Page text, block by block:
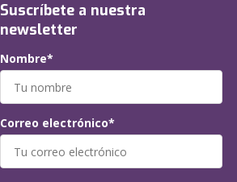
Suscríbete a nuestra
newsletter
Nombre*
Correo electrónico*